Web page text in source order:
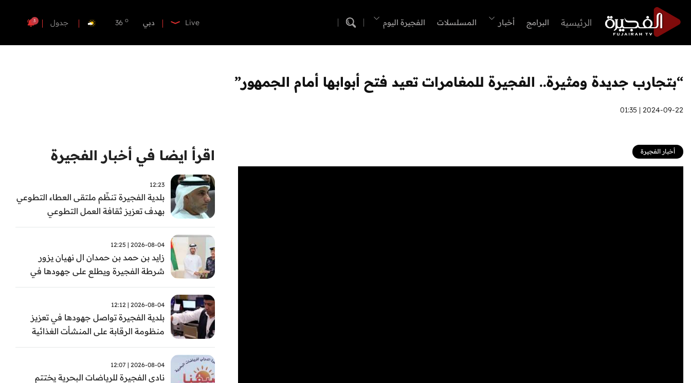
الرئيسية البرامج أخبار المسلسلات الفجيرة اليوم Live دبي 36 o جدول 3
“بتجارب جديدة ومثيرة.. الفجيرة للمغامرات تعيد فتح أبوابها أمام الجمهور”
2024-09-22 | 01:35
أخبار الفجيرة اقرأ ايضا في أخبار الفجيرة
12:23
بلدية الفجيرة تنظّم ملتقى العطاء التطوعي
بهدف تعزيز ثقافة العمل التطوعي
2026-08-04 | 12:25
زايد بن حمد بن حمدان ال نهيان يزور
شرطة الفجيرة ويطلع على جهودها في
مكافحة المخدرات
2026-08-04 | 12:12
بلدية الفجيرة تواصل جهودها في تعزيز
منظومة الرقابة على المنشأت الغذائية
والصحية
2026-08-04 | 12:07
نادي الفجيرة للرياضات البحرية يختتم